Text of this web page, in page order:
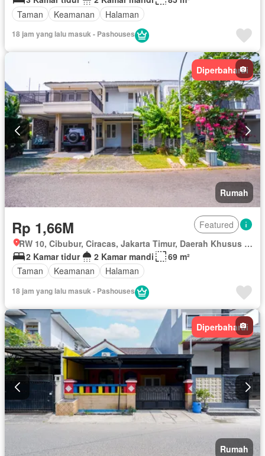
Taman
Keamanan Halaman
18 jam yang lalu masuk - Pashouses
Diperbaharui
Rumah
Rp 1,66M
Featured
RW 10, Cibubur, Ciracas, Jakarta Timur, Daerah Khusus Ibukota Jakarta
2 Kamar tidur
2 Kamar mandi
69 m²
Taman
Keamanan Halaman
18 jam yang lalu masuk - Pashouses
Diperbaharui
Rumah